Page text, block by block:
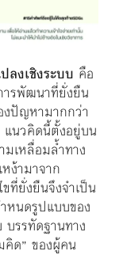
ลงเชิงระบบ คือ
ารพัฒนาที่ยั่งยืน
งปัญหามากกว่า
แนวคิดนี้ตั้งอยู่บน
เหลื่อมล้ำทาง
ง้ามาจาก
ที่ยั่งยืนจึงจำเป็น
หนดรูปแบบของ
รรทัดฐานทาง
ด” ของผู้คน